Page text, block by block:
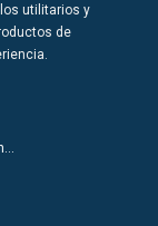
utilitarios y
de